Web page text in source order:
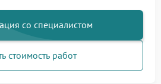
со специалистом
стоимость работ